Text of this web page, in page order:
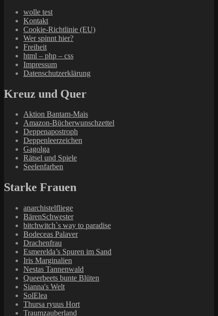
wolle test
Kontakt
Cookie-Richtlinie (EU)
Wer spinnt hier?
Freiheit
html – php – css
Impressum
Datenschutzerklärung
Kreuz und Quer
Aktion Bantam-Mais
Amazon-Bücherwunschzettel
Deppenapostroph
Deppenleerzeichen
Gagolga
Rätsel und Spiele
Seelenfarben
Starke Frauen
anarchistelfliege
BärenSchwester
bitchwitch`s way to paradise
Bodeceas Palaver
Drachenfrau
Esmerelda’s Spuren im Sand
Iris Marginalien
Nestas Tannenwald
Queerbeets bunte Blüten
Sianna's Welt
SolElea
Thursa ryuus Hort
Traumzauberland